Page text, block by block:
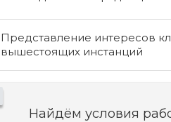
Представление интересов
вышестоящих инстанций
Найдём условия